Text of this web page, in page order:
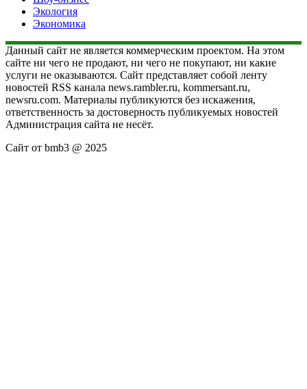
Экология
Экономика
Данный сайт не является коммерческим проектом. На этом
сайте ни чего не продают, ни чего не покупают, ни какие
услуги не оказываются. Сайт представляет собой ленту
новостей RSS канала news.rambler.ru, kommersant.ru,
newsru.com. Материалы публикуются без искажения,
ответственность за достоверность публикуемых новостей
Администрация сайта не несёт.
Сайт от bmb3 @ 2025